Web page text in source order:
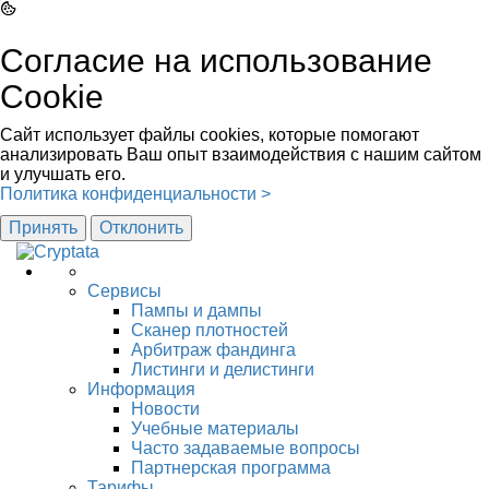
Согласие на использование
Cookie
Сайт использует файлы cookies, которые помогают
анализировать Ваш опыт взаимодействия с нашим сайтом
и улучшать его.
Политика конфиденциальности >
Принять
Отклонить
Сервисы
Пампы и дампы
Сканер плотностей
Арбитраж фандинга
Листинги и делистинги
Информация
Новости
Учебные материалы
Часто задаваемые вопросы
Партнерская программа